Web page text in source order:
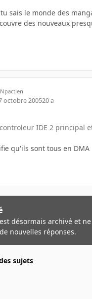
sais le monde des
des nouveaux
octobre 200520 a
IDE 2 principal
qu'ils sont tous en DMA
désormais archivé et
nouvelles réponses.
sujets